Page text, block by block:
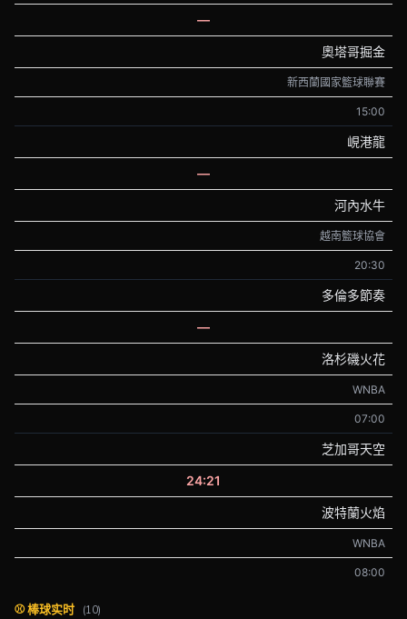
—
奧塔哥掘金
新西蘭國家籃球聯賽
15:00
峴港龍
—
河內水牛
越南籃球協會
20:30
多倫多節奏
—
洛杉磯火花
WNBA
07:00
芝加哥天空
24:21
波特蘭火焰
WNBA
08:00
⚾ 棒球实时 (10)